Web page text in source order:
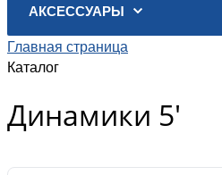
АКСЕССУАРЫ
Главная страница
Каталог
Динамики 5'